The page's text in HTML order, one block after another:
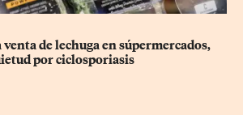
de lechuga en súpermercados,
por ciclosporiasis